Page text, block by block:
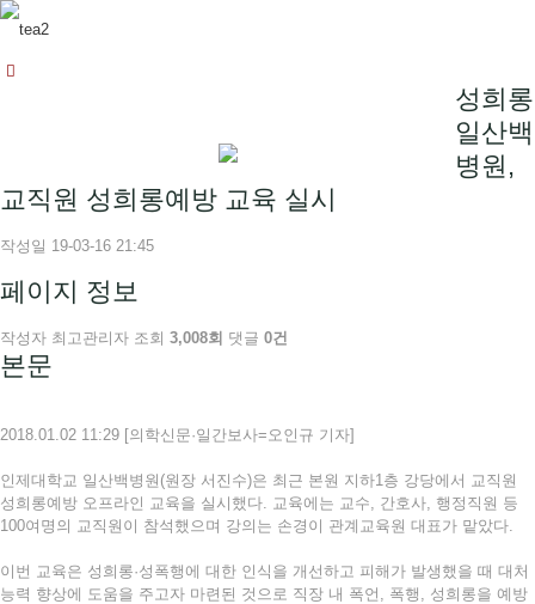
성희롱
일산백
병원,
교직원 성희롱예방 교육 실시
작성일 19-03-16 21:45
페이지 정보
작성자 최고관리자 조회 3,008회 댓글 0건
본문
2018.01.02 11:29 [의학신문·일간보사=오인규 기자]
인제대학교 일산백병원(원장 서진수)은 최근 본원 지하1층 강당에서 교직원
성희롱예방 오프라인 교육을 실시했다. 교육에는 교수, 간호사, 행정직원 등
100여명의 교직원이 참석했으며 강의는 손경이 관계교육원 대표가 맡았다.
이번 교육은 성희롱·성폭행에 대한 인식을 개선하고 피해가 발생했을 때 대처
능력 향상에 도움을 주고자 마련된 것으로 직장 내 폭언, 폭행, 성희롱을 예방